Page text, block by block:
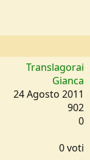
Translagorai
Gianca
24 Agosto 2011
902
0
0 voti